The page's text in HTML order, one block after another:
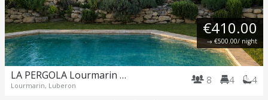
€410.00
→€500.00/ night
LA PERGOLA Lourmarin 4 chambres 4 salles de bain, piscine
Lourmarin, Luberon 8 4 4